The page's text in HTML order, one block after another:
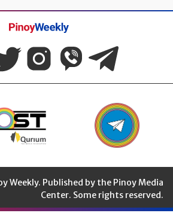
Pinoy
Weekly. Published by the Pinoy Media
Center. Some rights reserved.